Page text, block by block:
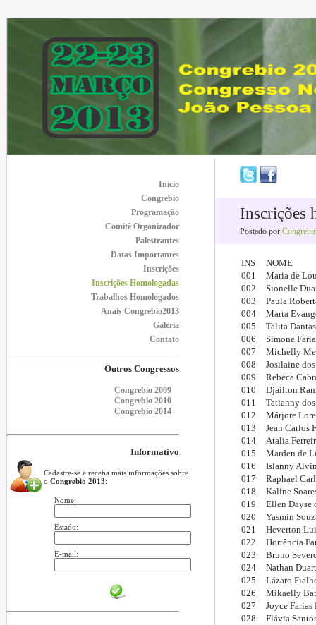
Início
Congrebio
Programação
Comitê Organizador
Palestrantes
Datas Importantes
Inscrições
Inscrições Homologadas
Trabalhos Homologados
Anais Congrebio2013
Galeria
Contato
Outros Congressos
Congrebio 2009
Congrebio 2010
Congrebio 2014
Informativo
Cadastre-se e receba mais informações sobre
o Congrebio 2013:
Nome:
Estado:
E-mail:
Inscrições
Postado por
INS
NOME
001
Maria de
002
Sionelle
003
Paula
004
Marta
005
Talita
006
Simone
007
Michelly
008
Josilaine
009
Rebeca
010
Djailton
011
Tatianny
012
Márjore
013
Jean Carlos
014
Atalia
015
Marden de
016
Islanny
017
Raphael
018
Kaline
019
Ellen Dayse
020
Yasmin
021
Heverton
022
Hortência
023
Bruno
024
Nathan
025
Lázaro
026
Mikaelly
027
Joyce
028
Flávia